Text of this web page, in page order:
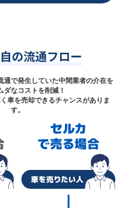
の流通フロー
通で発生していた中間業者の介在を
ダなコストを削減！
車を売却できるチャンスがありま
す。